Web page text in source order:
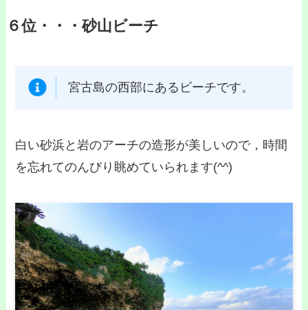
６位・・・砂山ビーチ
宮古島の西部にあるビーチです。
白い砂浜と岩のアーチの造形が美しいので，時間
を忘れてのんびり眺めていられます(^^)